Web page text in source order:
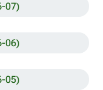
07)
06)
05)